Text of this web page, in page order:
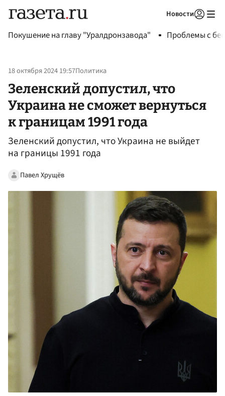
Новости
Покушение на главу "Уралдронзавода" Проблемы с
18 октября 2024 19:57Политика
Зеленский допустил, что
Украина не сможет вернуться
к границам 1991 года
Зеленский допустил, что Украина не выйдет
на границы 1991 года
Павел Хрущёв